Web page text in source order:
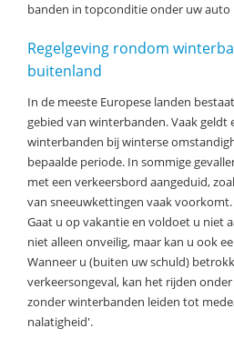
banden in topconditie onder uw auto
Regelgeving rondom
buitenland
In de meeste Europese landen
gebied van winterbanden. Vaak geldt
winterbanden bij winterse
bepaalde periode. In sommige
met een verkeersbord aangeduid,
van sneeuwkettingen vaak voorkomt.
Gaat u op vakantie en voldoet u niet
niet alleen onveilig, maar kan u ook
Wanneer u (buiten uw schuld)
verkeersongeval, kan het rijden
zonder winterbanden leiden tot
nalatigheid'.